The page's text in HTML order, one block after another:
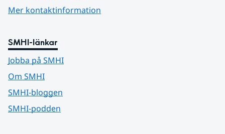
Mer kontaktinformation
SMHI-länkar
Jobba på SMHI
Om SMHI
SMHI-bloggen
SMHI-podden